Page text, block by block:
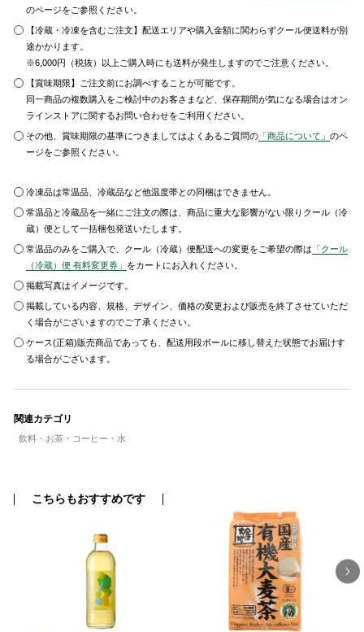
のページをご参照ください。
【冷蔵・冷凍を含むご注文】配送エリアや購入金額に関わらずクール便送料が別
途かかります。
※6,000円（税抜）以上ご購入時にも送料が発生しますのでご注意ください。
【賞味期限】ご注文前にお調べすることが可能です。
同一商品の複数購入をご検討中のお客さまなど、保存期間が気になる場合はオン
ラインストアに関するお問い合わせをご利用ください。
その他、賞味期限の基準につきましてはよくあるご質問の 「商品について」のペ
ージをご参照ください。
冷凍品は常温品、冷蔵品など他温度帯との同梱はできません。
常温品と冷蔵品を一緒にご注文の際は、商品に重大な影響がない限りクール（冷
蔵）便として一括梱包発送いたします。
常温品のみをご購入で、クール（冷蔵）便配送への変更をご希望の際は 「クール
（冷蔵）便 有料変更券」 をカートにお入れください。
掲載写真はイメージです。
掲載している内容、規格、デザイン、価格の変更および販売を終了させていただ
く場合がございますのでご了承ください。
ケース(正箱)販売商品であっても、配送用段ボールに移し替えた状態でお届けす
る場合がございます。
関連カテゴリ
飲料・お茶・コーヒー・水
こちらもおすすめです